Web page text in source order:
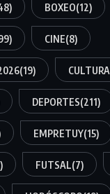
BOXEO(12)
CINE(8)
(19) CULTURA
DEPORTES(211)
EMPRETUY(15)
FUTSAL(7)